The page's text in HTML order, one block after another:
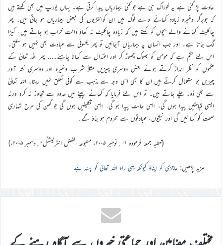
عادت پڑ گئی ہے یہ خوراک ہی ہے جو کئی بیماریاں پیدا کرتی ہے۔ یہاں یورپ میں بھی کہتے ہیں
کہ جوبرگر وغیرہ زیادہ کھانے والے لوگ ہیں ان کوانتڑیوں کی بعض بیماریاں ہو جاتی ہیں۔ پھر
چاکلیٹ کھانے والے بچوں کو کہتے ہیں کہ زیادہ چاکلیٹ نہ کھاؤ دانت خراب ہو جاتے ہیں، کیڑا
لگ جاتا ہے۔ اور جب انسان پہ بیماریاں آجائیں تو پھر یکسوئی سے عبادت بھی نہیں ہو سکتی۔
اس لئے حکم ہے کہ مومن کو بھوک چھوڑ کر اور اعتدال سے کھانا چاہئے۔… پھر اللہ تعالیٰ کے
حکموں کو نظر انداز کرتے ہوئے بعض دوسری چیزیں مثلاً شراب وغیرہ اور دوسری نشہ آور
چیزیں جو استعمال کرتے ہیں ان کا بھی اسی وجہ سے مذہب سے کوئی تعلق نہیں رہتا۔ اللہ تعالیٰ
سے بھی دُور چلے جاتے ہیں۔ تو اس لئے فرمایا کہ کھانے پینے میں حدود سے تجاوز نہ کرو ورنہ
ایسی قباحتیں پیدا ہوں گی، ایسی حالت پیدا ہو گی، ایسی تکلیفیں ہوں گی جو گھن کی طرح تمہاری
صحت کو کھا لیں گی اور نیکیوں، عبادتوں سے محروم ہو جاؤ گے۔
(خطبہ جمعہ فرمودہ ۱۱؍نومبر ۲۰۰۵ء مطبوعہ الفضل انٹرنیشنل۲؍دسمبر ۲۰۰۵ء)
مزید پڑھیں: عاجزی کو اپناؤ کیونکہ یہی راہ اللہ تعالیٰ کو پسند ہے